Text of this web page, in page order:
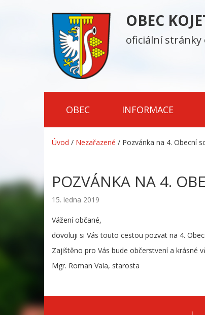
OBEC
oficiální stránky
OBEC INFORMACE
Úvod / Nezařazené / Pozvánka na 4. Obecní
POZVÁNKA NA 4.
15. ledna 2019
Vážení občané,
dovoluji si Vás touto cestou pozvat na 4.
Zajištěno pro Vás bude občerstvení a krásné
Mgr. Roman Vala, starosta